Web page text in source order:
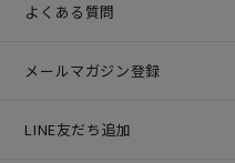
よくある質問
メールマガジン登録
LINE友だち追加